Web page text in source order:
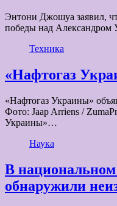
Энтони Джошуа заявил,
победы над
Техника
«Нафтогаз
«Нафтогаз Украины»
Фото: Jaap Arriens /
Украины»…
Наука
В
обнаружили